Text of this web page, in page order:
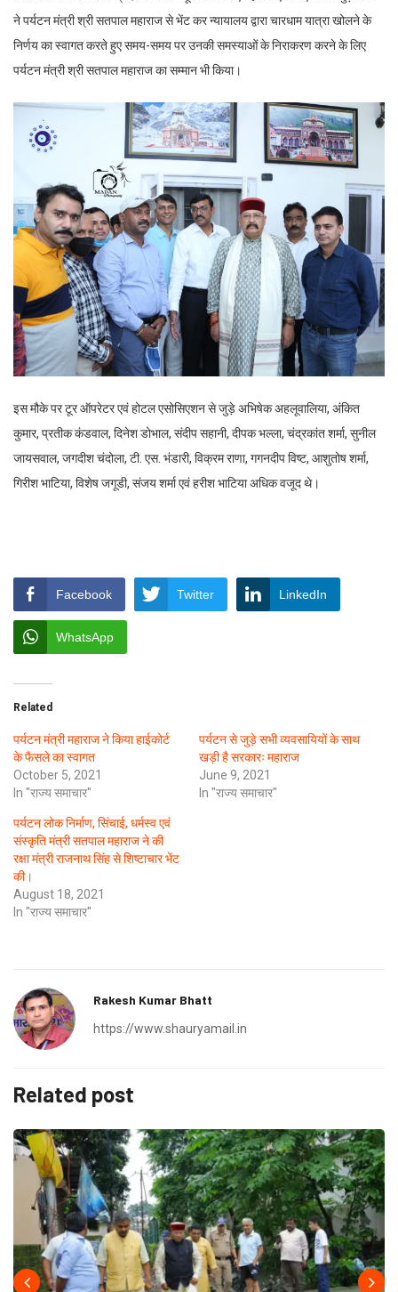
ने पर्यटन मंत्री श्री सतपाल महाराज से भेंट कर न्यायालय द्वारा चारधाम यात्रा खोलने के
निर्णय का स्वागत करते हुए समय-समय पर उनकी समस्याओं के निराकरण करने के लिए
पर्यटन मंत्री श्री सतपाल महाराज का सम्मान भी किया।
इस मौके पर टूर ऑपरेटर एवं होटल एसोसिएशन से जुड़े अभिषेक अहलूवालिया, अंकित
कुमार, प्रतीक कंडवाल, दिनेश डोभाल, संदीप सहानी, दीपक भल्ला, चंद्रकांत शर्मा, सुनील
जायसवाल, जगदीश चंदोला, टी. एस. भंडारी, विक्रम राणा, गगनदीप विष्ट, आशुतोष शर्मा,
गिरीश भाटिया, विशेष जगूडी, संजय शर्मा एवं हरीश भाटिया अधिक वजूद थे।
Facebook Twitter LinkedIn
WhatsApp
Related
पर्यटन मंत्री महाराज ने किया हाईकोर्ट
के फैसले का स्वागत
October 5, 2021
In "राज्य समाचार"
पर्यटन से जुड़े सभी व्यवसायियों के साथ
खड़ी है सरकारः महाराज
June 9, 2021
In "राज्य समाचार"
पर्यटन लोक निर्माण, सिंचाई, धर्मस्व एवं
संस्कृति मंत्री सतपाल महाराज ने की
रक्षा मंत्री राजनाथ सिंह से शिष्टाचार भेंट
की।
August 18, 2021
In "राज्य समाचार"
Rakesh Kumar Bhatt
https://www.shauryamail.in
Related post